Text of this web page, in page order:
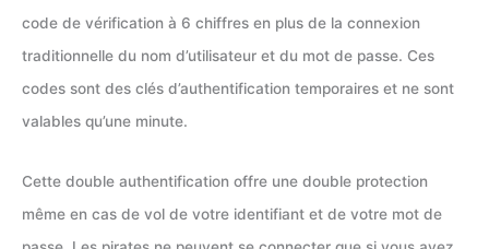
code de vérification à 6 chiffres en plus de la connexion
traditionnelle du nom d’utilisateur et du mot de passe. Ces
codes sont des clés d’authentification temporaires et ne sont
valables qu’une minute.
Cette double authentification offre une double protection
même en cas de vol de votre identifiant et de votre mot de